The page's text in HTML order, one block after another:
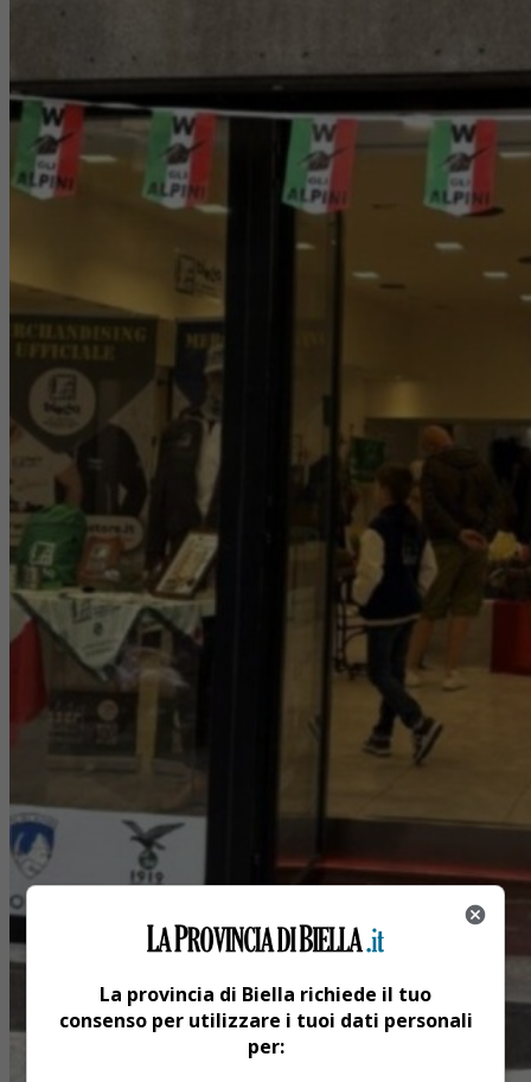
La provincia di Biella richiede il tuo
consenso per utilizzare i tuoi dati personali
per: